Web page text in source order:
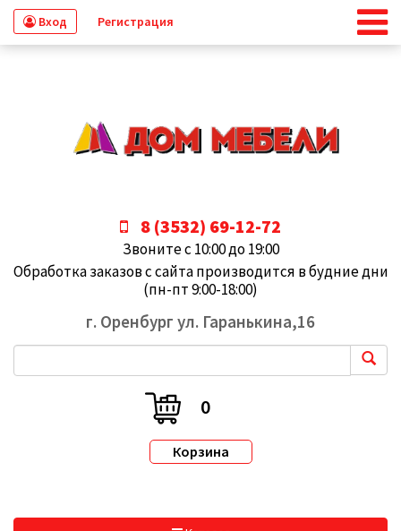
Вход Регистрация
8 (3532) 69-12-72
Звоните с 10:00 до 19:00
Обработка заказов с сайта производится в будние дни
(пн-пт 9:00-18:00)
г. Оренбург ул. Гаранькина,16
0
Корзина